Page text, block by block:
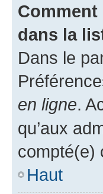
Comment
dans la
Dans le
en ligne.
qu’aux
compté(e)
Haut